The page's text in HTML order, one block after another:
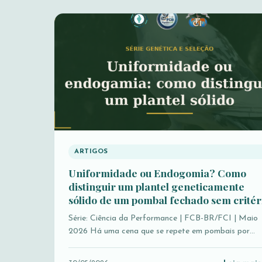
ARTIGOS
Uniformidade ou Endogomia? Como
distinguir um plantel geneticamente
sólido de um pombal fechado sem
Série: Ciência da Performance | FCB-BR/FCI | Maio
2026 Há uma cena que se repete em pombais por…